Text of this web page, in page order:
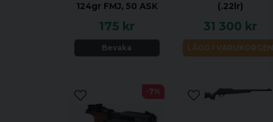
124gr FMJ, 50 ASK
175 kr
Bevaka
(.22lr)
31 300 kr
LÄGG I VARUKORGEN
-7%